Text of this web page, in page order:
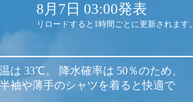
8月7日 03:00発表
リロードすると1時間ごとに更新されます。
は 33℃。 降水確率は 50％のため、
半袖や薄手のシャツを着ると快適で